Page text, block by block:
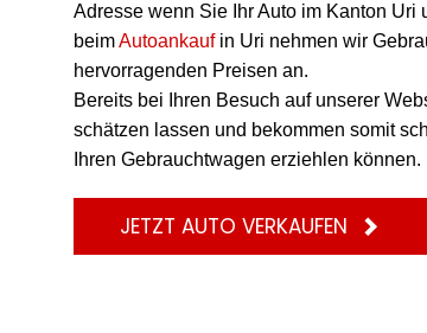
Adresse wenn Sie Ihr Auto im Kanton Uri
beimAutoankaufin Uri nehmen wir
hervorragenden Preisen an.
Bereits bei Ihren Besuch auf unserer
schätzen lassen und bekommen somit
Ihren Gebrauchtwagen erziehlen können.
JETZT AUTO VERKAUFEN